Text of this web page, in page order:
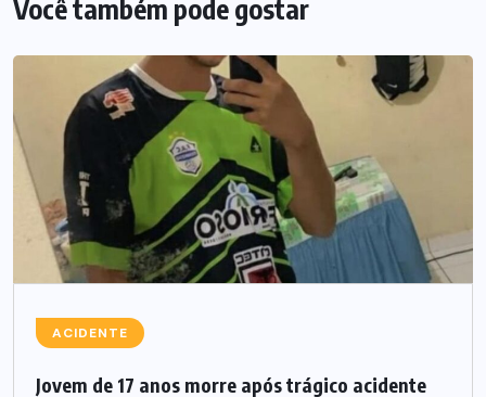
Você também pode gostar
ACIDENTE
Jovem de 17 anos morre após trágico acidente